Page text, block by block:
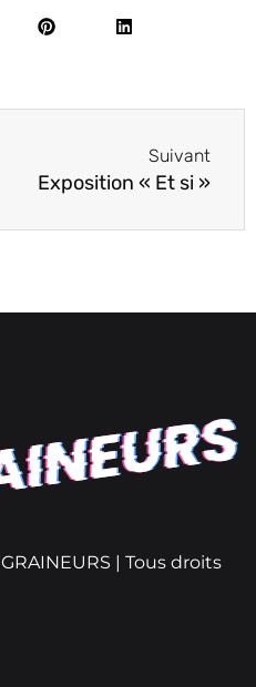
Suivant
Exposition « Et si »
| Tous droits